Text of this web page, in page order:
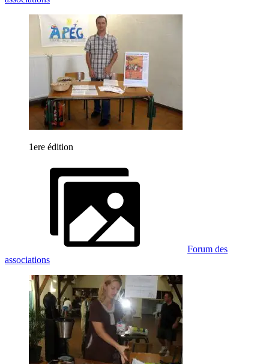
1ere édition
Forum des
associations